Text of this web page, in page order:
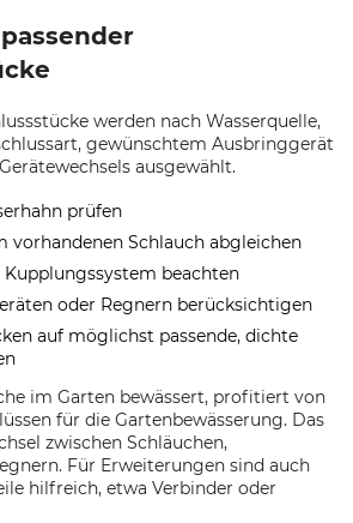
werden nach Wasserquelle,
gewünschtem Ausbringgerät
ausgewählt.
prüfen
vorhandenen Schlauch abgleichen
beachten
oder Regnern berücksichtigen
auf möglichst passende, dichte
im Garten bewässert, profitiert von
für die Gartenbewässerung. Das
zwischen Schläuchen,
Für Erweiterungen sind auch
hilfreich, etwa Verbinder oder